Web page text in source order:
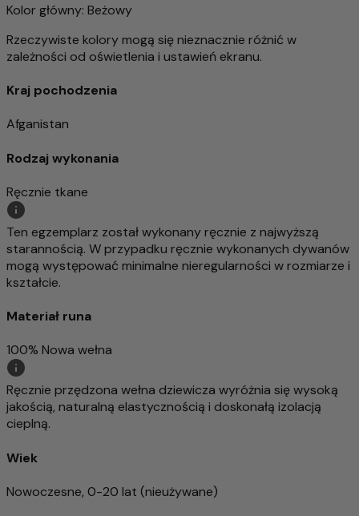
Kolor główny: Beżowy
Rzeczywiste kolory mogą się nieznacznie różnić w
zależności od oświetlenia i ustawień ekranu.
Kraj pochodzenia
Afganistan
Rodzaj wykonania
Ręcznie tkane
Ten egzemplarz został wykonany ręcznie z najwyższą
starannością. W przypadku ręcznie wykonanych dywanów
mogą występować minimalne nieregularności w rozmiarze i
kształcie.
Materiał runa
100% Nowa wełna
Ręcznie przędzona wełna dziewicza wyróżnia się wysoką
jakością, naturalną elastycznością i doskonałą izolacją
cieplną.
Wiek
Nowoczesne, 0-20 lat (nieużywane)